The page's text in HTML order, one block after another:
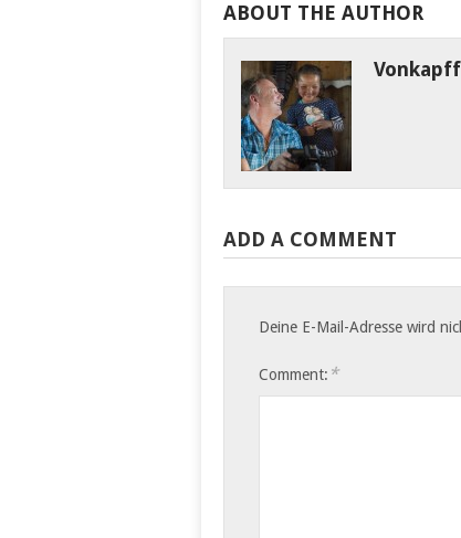
ABOUT THE AUTHOR
Vonkapff
ADD A COMMENT
Deine E-Mail-Adresse wird
Comment: *